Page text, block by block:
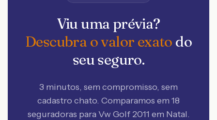
Viu uma prévia?
Descubra o valor exato do
seu seguro.
3 minutos, sem compromisso, sem
cadastro chato. Comparamos em 18
seguradoras para Vw Golf 2011 em Natal.